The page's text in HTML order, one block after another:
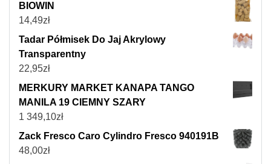
BIOWIN
14,49zł
Tadar Półmisek Do Jaj Akrylowy
Transparentny
22,95zł
MERKURY MARKET KANAPA TANGO
MANILA 19 CIEMNY SZARY
1 349,10zł
Zack Fresco Caro Cylindro Fresco 940191B
48,00zł